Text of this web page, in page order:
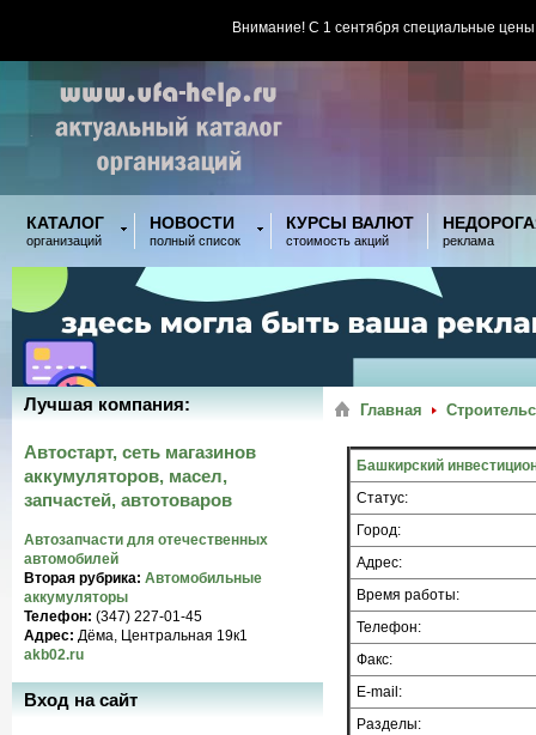
Внимание! С 1 сентября специальные
КАТАЛОГ
организаций
НОВОСТИ
полный список
КУРСЫ ВАЛЮТ
стоимость акций реклама
Главная
Башкирский
Статус:
Город:
Адрес:
Время работы:
Телефон:
Факс:
E-mail:
Разделы:
Лучшая компания:
Автостарт, сеть магазинов
аккумуляторов, масел,
запчастей, автотоваров
Автозапчасти для отечественных
автомобилей
Вторая рубрика: Автомобильные
аккумуляторы
Телефон: (347) 227-01-45
Адрес: Дёма, Центральная 19к1
akb02.ru
Вход на сайт